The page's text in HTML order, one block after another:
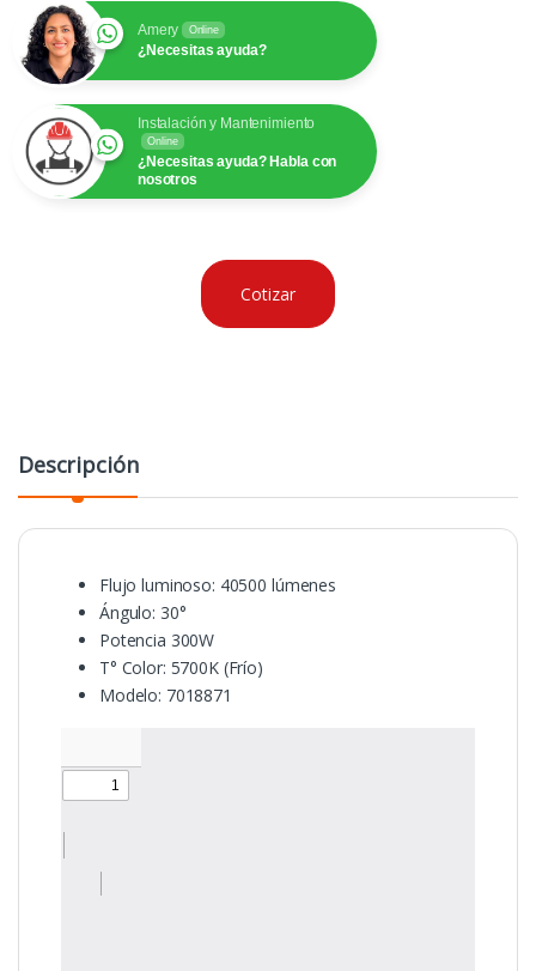
Amery Online
¿Necesitas ayuda?
Instalación y Mantenimiento
Online
¿Necesitas ayuda? Habla con
nosotros
Cotizar
Descripción
Flujo luminoso: 40500 lúmenes
Ángulo: 30°
Potencia 300W
T° Color: 5700K (Frío)
Modelo: 7018871